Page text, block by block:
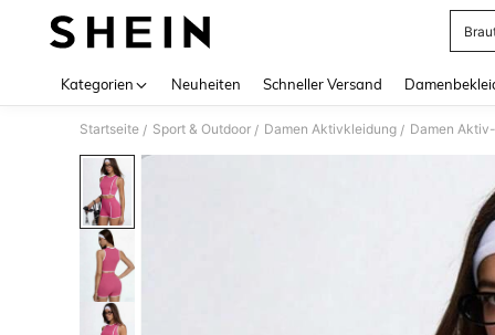
Kategorien Neuheiten Schneller Versand
Startseite / Sport & Outdoor / Damen Aktivkleidung / Damen